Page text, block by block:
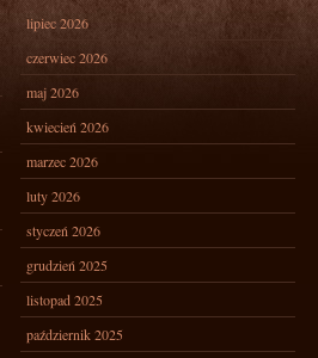
lipiec 2026
czerwiec 2026
maj 2026
kwiecień 2026
marzec 2026
luty 2026
styczeń 2026
grudzień 2025
listopad 2025
październik 2025